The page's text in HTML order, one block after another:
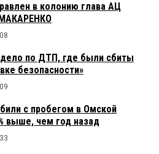
в колонию глава АЦ
по ДТП, где были сбиты
безопасности»
с пробегом в Омской
выше, чем год назад